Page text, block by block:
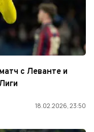
с Леванте и
18.02.2026, 23:50